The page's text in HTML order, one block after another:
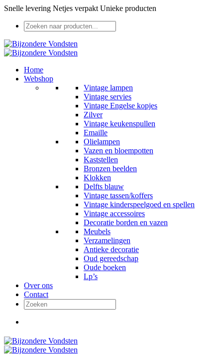
Snelle levering Netjes verpakt Unieke producten
Home
Webshop
Vintage lampen
Vintage servies
Vintage Engelse kopjes
Zilver
Vintage keukenspullen
Emaille
Olielampen
Vazen en bloempotten
Kaststellen
Bronzen beelden
Klokken
Delfts blauw
Vintage tassen/koffers
Vintage kinderspeelgoed en spellen
Vintage accessoires
Decoratie borden en vazen
Meubels
Verzamelingen
Antieke decoratie
Oud gereedschap
Oude boeken
Lp’s
Over ons
Contact